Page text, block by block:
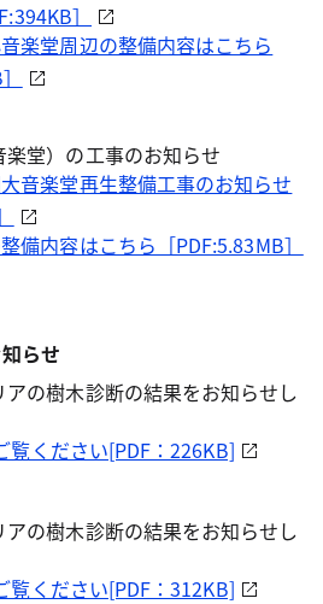
］
楽堂周辺の整備内容はこちら
楽堂）の工事のお知らせ
音楽堂再生整備工事のお知らせ
備内容はこちら［PDF:5.83MB］
らせ
の樹木診断の結果をお知らせし
覧ください[PDF：226KB]
の樹木診断の結果をお知らせし
覧ください[PDF：312KB]